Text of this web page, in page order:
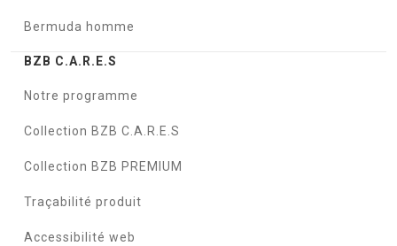
Bermuda homme
BZB C.A.R.E.S
Notre programme
Collection BZB C.A.R.E.S
Collection BZB PREMIUM
Traçabilité produit
Accessibilité web